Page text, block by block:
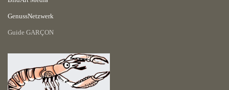
GenussNetzwerk
Guide GARÇON